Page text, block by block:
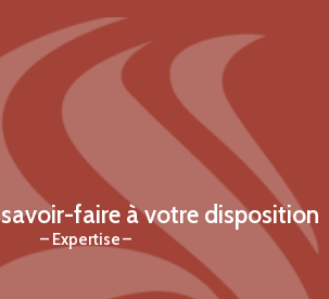
faire à votre disposition
Expertise